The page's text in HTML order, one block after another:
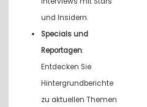
und Insidern.
Specials und
Reportagen:
Entdecken Sie
Hintergrundberichte
zu aktuellen Themen